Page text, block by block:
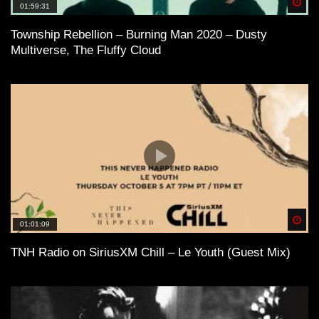
Elias. (DE) – Dub Techno TV Podcast
Dub Techno Sessions Episode 049
Forth
By Klaüs.
01:59:31
Township Rebellion – Burning Man 2020 – Dusty
Multiverse, The Fluffy Cloud
01:01:09
TNH Radio on SiriusXM Chill – Le Youth (Guest Mix)